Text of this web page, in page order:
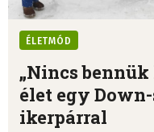
ÉLETMÓD
„Nincs bennük
élet egy
ikerpárral